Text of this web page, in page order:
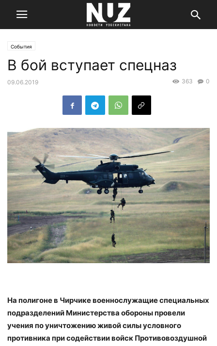
События
В бой вступает спецназ
09.06.2019 0
363
На полигоне в Чирчике военнослужащие специальных
подразделений Министерства обороны провели
учения по уничтожению живой силы условного
противника при содействии войск Противовоздушной